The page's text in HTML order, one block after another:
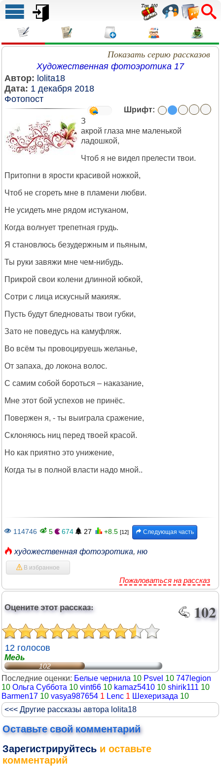
Показать серию рассказов
Художественная фотоэротика 17
Автор: lolita18
Дата: 1 декабря 2018
Фотопост
Шрифт:
З
акрой глаза мне маленькой
ладошкой,
Чтоб я не видел прелести твои.
Притопни в ярости красивой ножкой,
Чтоб не сгореть мне в пламени любви.
Не усидеть мне рядом истуканом,
Когда волнует трепетная грудь.
Я становлюсь безудержным и пьяным,
Ты руки завяжи мне чем-нибудь.
Прикрой свои колени длинной юбкой,
Сотри с лица искусный макияж.
Пусть будут бледноваты твои губки,
Зато не поведусь на камуфляж.
Во всём ты провоцируешь желанье,
От запаха, до локона волос.
С самим собой бороться – наказание,
Мне этот бой успехов не принёс.
Повержен я, - ты выиграла сражение,
Склоняюсь ниц перед твоей красой.
Но как приятно это унижение,
Когда ты в полной власти надо мной..
114746 5 674 27 +8.5 [12] Следующая часть
художественная фотоэротика, ню
В избранное
Пожаловаться на рассказ
Оцените этот рассказ: 102
12 голосов
Медь
102
Последние оценки: Белые чернила 10 Psvel 10 747legion
10 Ольга Суббота 10 vint66 10 kamaz5410 10 shirik111 10
Barmen17 10 vasya987654 1 Lenc 1 Шехеризада 10
<<< Другие рассказы автора lolita18
Оставьте свой комментарий
Зарегистрируйтесь и оставьте
комментарий